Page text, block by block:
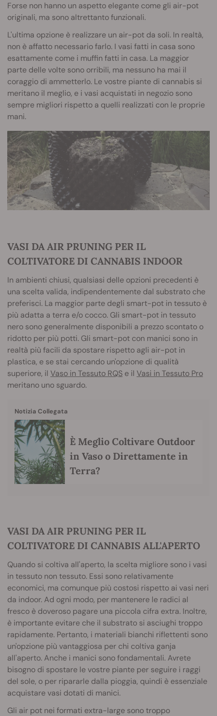
Forse non hanno un aspetto elegante come gli air-pot
originali, ma sono altrettanto funzionali.
L'ultima opzione è realizzare un air-pot da soli. In realtà,
non è affatto necessario farlo. I vasi fatti in casa sono
esattamente come i muffin fatti in casa. La maggior
parte delle volte sono orribili, ma nessuno ha mai il
coraggio di ammetterlo. Le vostre piante di cannabis si
meritano il meglio, e i vasi acquistati in negozio sono
sempre migliori rispetto a quelli realizzati con le proprie
mani.
VASI DA AIR PRUNING PER IL
COLTIVATORE DI CANNABIS INDOOR
In ambienti chiusi, qualsiasi delle opzioni precedenti è
una scelta valida, indipendentemente dal substrato che
preferisci. La maggior parte degli smart-pot in tessuto è
più adatta a terra e/o cocco. Gli smart-pot in tessuto
nero sono generalmente disponibili a prezzo scontato o
ridotto per più potti. Gli smart-pot con manici sono in
realtà più facili da spostare rispetto agli air-pot in
plastica, e se stai cercando un'opzione di qualità
superiore, il Vaso in Tessuto RQS e il Vasi in Tessuto Pro
meritano uno sguardo.
Notizia Collegata
È Meglio Coltivare Outdoor
in Vaso o Direttamente in
Terra?
VASI DA AIR PRUNING PER IL
COLTIVATORE DI CANNABIS ALL'APERTO
Quando si coltiva all'aperto, la scelta migliore sono i vasi
in tessuto non tessuto. Essi sono relativamente
economici, ma comunque più costosi rispetto ai vasi neri
da indoor. Ad ogni modo, per mantenere le radici al
fresco è doveroso pagare una piccola cifra extra. Inoltre,
è importante evitare che il substrato si asciughi troppo
rapidamente. Pertanto, i materiali bianchi riflettenti sono
un'opzione più vantaggiosa per chi coltiva ganja
all'aperto. Anche i manici sono fondamentali. Avrete
bisogno di spostare le vostre piante per seguire i raggi
del sole, o per ripararle dalla pioggia, quindi è essenziale
acquistare vasi dotati di manici.
Gli air pot nei formati extra-large sono troppo